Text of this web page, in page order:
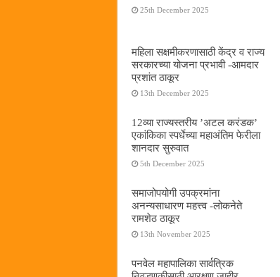
25th December 2025
महिला सक्षमीकरणासाठी केंद्र व राज्य
सरकारच्या योजना प्रभावी -आमदार
प्रशांत ठाकूर
13th December 2025
12व्या राज्यस्तरीय ’अटल करंडक’
एकांकिका स्पर्धेच्या महाअंतिम फेरीला
शानदार सुरुवात
5th December 2025
समाजोपयोगी उपक्रमांना
अनन्यसाधारण महत्त्व -लोकनेते
रामशेठ ठाकूर
13th November 2025
पनवेल महापालिका सार्वत्रिक